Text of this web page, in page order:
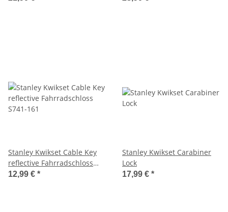
Stanley Kwikset Cable Key
reflective Fahrradschloss
S741-161
12,99 € *
Stanley Kwikset Carabiner
Lock
17,99 € *